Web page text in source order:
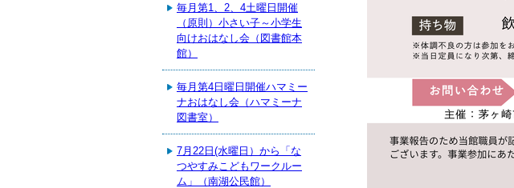
毎月第1、2、4土曜日開催
（原則）小さい子～小学生
向けおはなし会（図書館本
館）
毎月第4日曜日開催ハマミー
ナおはなし会（ハマミーナ
図書室）
7月22日(水曜日）から「な
つやすみこどもワークルー
ム」（南湖公民館）